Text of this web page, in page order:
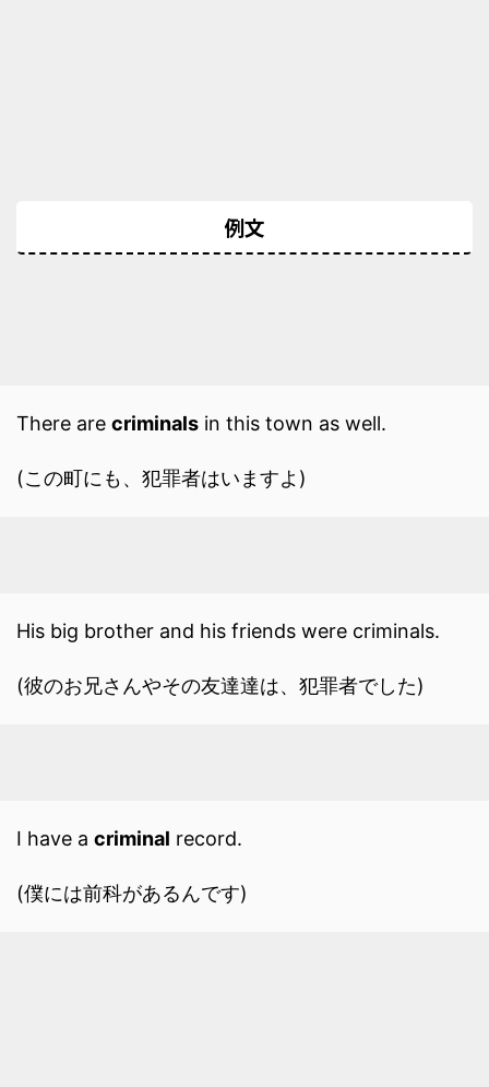
例文
There are criminals in this town as well.
(この町にも、犯罪者はいますよ)
His big brother and his friends were criminals.
(彼のお兄さんやその友達達は、犯罪者でした)
I have a criminal record.
(僕には前科があるんです)